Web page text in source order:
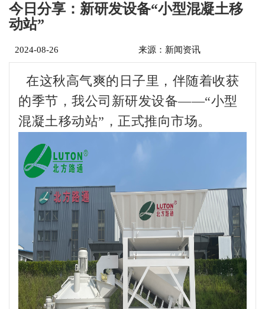
今日分享：新研发设备“小型混凝土移
动站”
2024-08-26 来源：新闻资讯
在这秋高气爽的日子里，伴随着收获
的季节，我公司新研发设备——“小型
混凝土移动站”，正式推向市场。